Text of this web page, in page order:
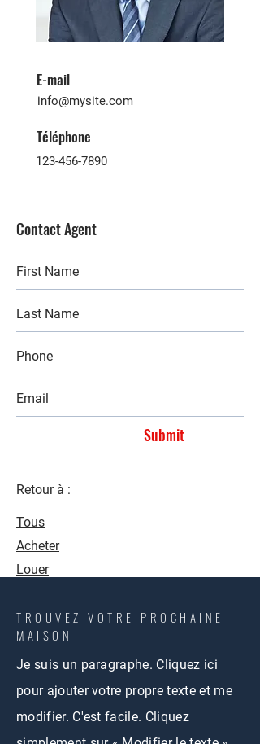
E-mail
info@mysite.com
Téléphone
123-456-7890
Contact Agent
Submit
Retour à :
Tous
Acheter
Louer
TROUVEZ VOTRE PROCHAINE
MAISON
Je suis un paragraphe. Cliquez ici
pour ajouter votre propre texte et me
modifier. C'est facile. Cliquez